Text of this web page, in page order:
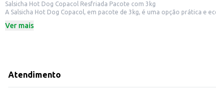
Salsicha Hot Dog Copacol Resfriada Pacote com 3kg
A Salsicha Hot Dog Copacol, em pacote de 3kg, é uma opção prática e
Embalagem de 3kg.
Ideal para grandes quantidades, garantindo praticidade e economia.
A Salsicha Hot Dog Copacol oferece praticidade e rendimento, sendo
Ver mais
Atendimento